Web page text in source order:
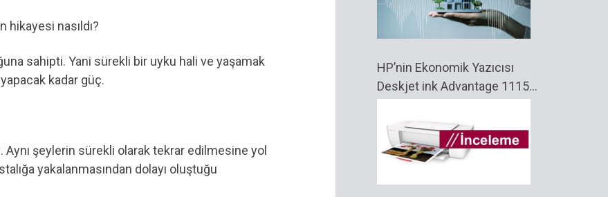
hikayesi nasıldı?
sahipti. Yani sürekli bir uyku hali ve yaşamak
kadar güç.
Aynı şeylerin sürekli olarak tekrar edilmesine yol
yakalanmasından dolayı oluştuğu
HP’nin Ekonomik Yazıcısı
Deskjet ink Advantage 1115